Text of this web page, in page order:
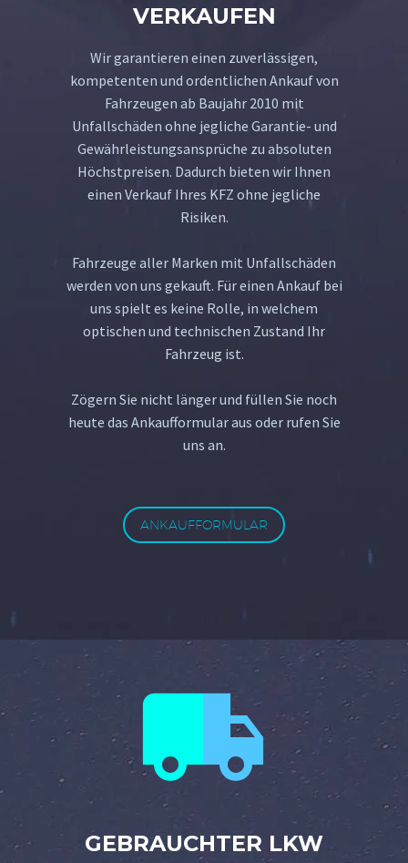
VERKAUFEN
Wir garantieren einen zuverlässigen,
kompetenten und ordentlichen Ankauf von
Fahrzeugen ab Baujahr 2010 mit
Unfallschäden ohne jegliche Garantie- und
Gewährleistungsansprüche zu absoluten
Höchstpreisen. Dadurch bieten wir Ihnen
einen Verkauf Ihres KFZ ohne jegliche
Risiken.
Fahrzeuge aller Marken mit Unfallschäden
werden von uns gekauft. Für einen Ankauf bei
uns spielt es keine Rolle, in welchem
optischen und technischen Zustand Ihr
Fahrzeug ist.
Zögern Sie nicht länger und füllen Sie noch
heute das Ankaufformular aus oder rufen Sie
uns an.
ANKAUFFORMULAR


GEBRAUCHTER LKW